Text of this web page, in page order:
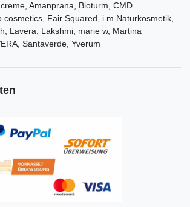
Amanprana, Bioturm, CMD
cosmetics, Fair Squared, i m Naturkosmetik,
Lavera, Lakshmi, marie w, Martina
Santaverde, Yverum